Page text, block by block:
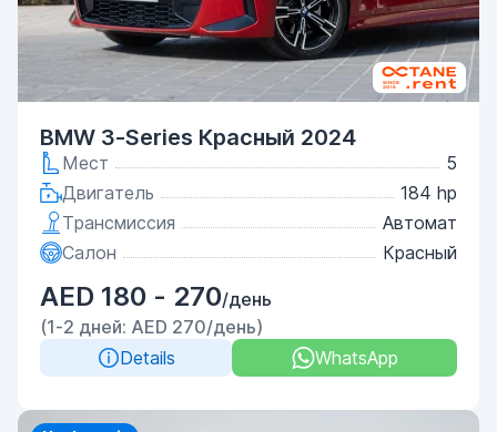
BMW 3-Series Красный 2024
Мест
5
Двигатель
184 hp
Трансмиссия
Автомат
Салон
Красный
AED 180 - 270/день
(1-2 дней: AED 270/день)
Details
WhatsApp